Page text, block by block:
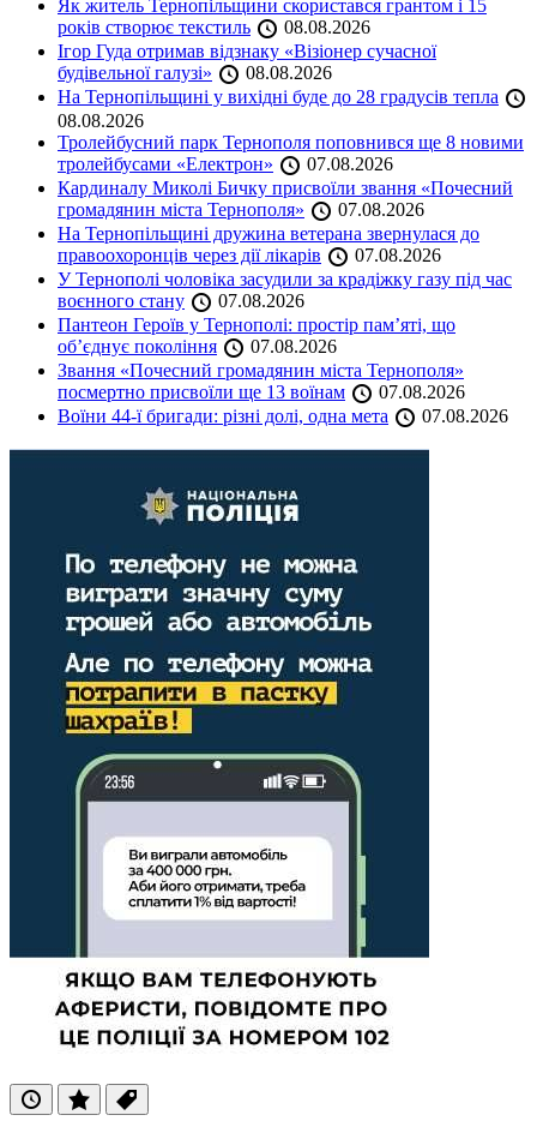
Як житель Тернопільщини скористався грантом і 15
років створює текстиль
08.08.2026
Ігор Гуда отримав відзнаку «Візіонер сучасної
будівельної галузі»
08.08.2026
На Тернопільщині у вихідні буде до 28 градусів тепла
08.08.2026
Тролейбусний парк Тернополя поповнився ще 8 новими
тролейбусами «Електрон»
07.08.2026
Кардиналу Миколі Бичку присвоїли звання «Почесний
громадянин міста Тернополя»
07.08.2026
На Тернопільщині дружина ветерана звернулася до
правоохоронців через дії лікарів
07.08.2026
У Тернополі чоловіка засудили за крадіжку газу під час
воєнного стану
07.08.2026
Пантеон Героїв у Тернополі: простір пам’яті, що
об’єднує покоління
07.08.2026
Звання «Почесний громадянин міста Тернополя»
посмертно присвоїли ще 13 воїнам
07.08.2026
Воїни 44-ї бригади: різні долі, одна мета
07.08.2026
ОстанніПопулярні
Теги